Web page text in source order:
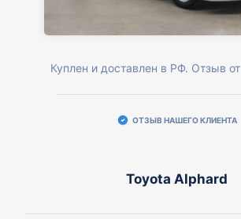
Куплен и доставлен в РФ. Отзыв
ОТЗЫВ НАШЕГО КЛИЕНТА
Toyota Alphard